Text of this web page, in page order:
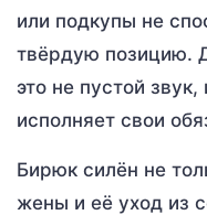
или подкупы не
твёрдую позицию.
это не пустой
исполняет свои
Бирюк силён не
жены и её уход из